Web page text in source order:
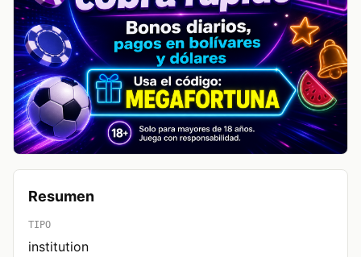
Resumen
TIPO
institution